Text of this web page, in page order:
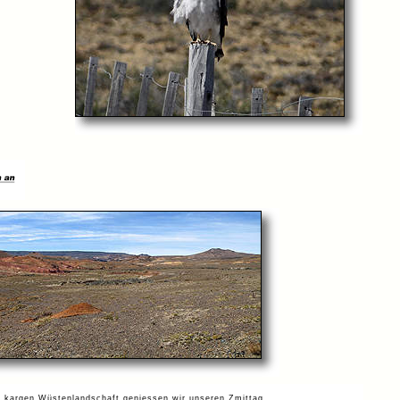
Wüstenlandschaft geniessen wir unseren Zmittag.